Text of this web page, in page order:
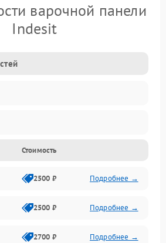
варочной панели
Indesit
Стоимость
2500 ₽ Подробнее →
2500 ₽ Подробнее →
2700 ₽ Подробнее →